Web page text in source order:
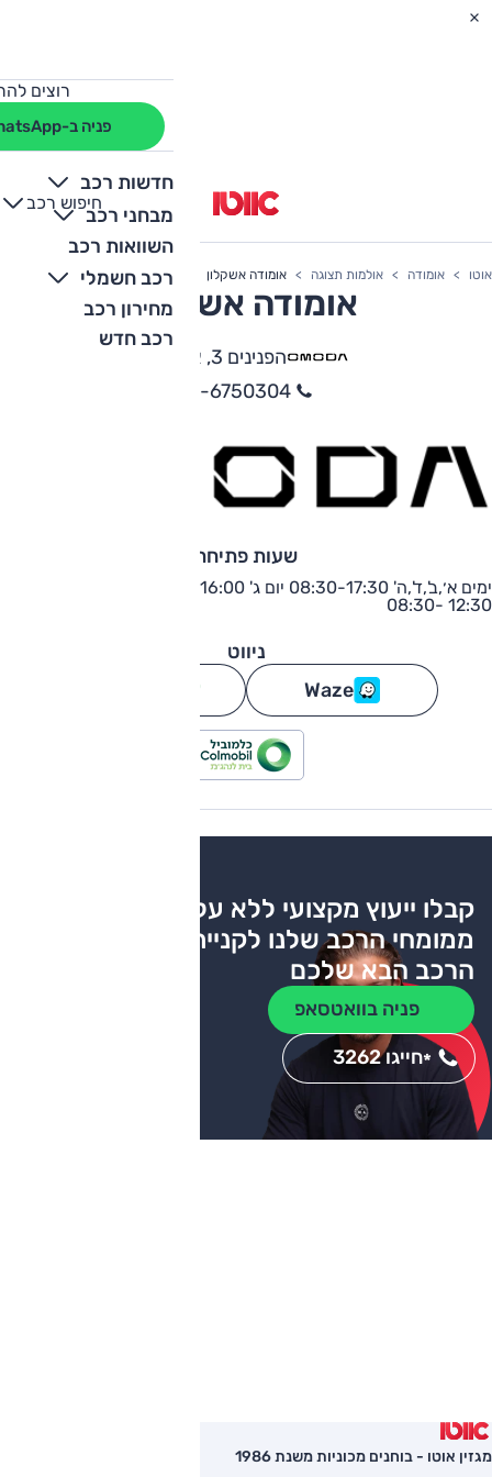
רוצים
פניה ב-WhatsApp
חדשות רכב
מבחני רכב
השוואות רכב
רכב חשמלי
מחירון רכב
רכב חדש
חיפוש רכב
+
-
אוטו אומודה אולמות תצוגה אומודה אשקלון
אומודה אשקלון
הפנינים 3, אשקלון
08-6750304
שעות פתיחה
12:30 -08:30
ניווט
Waze
קבלו ייעוץ מקצועי ללא עלות
ממומחי הרכב שלנו לקניית
הרכב הבא שלכם
פניה בוואטסאפ
חייגו 3262*
מגזין אוטו - בוחנים מכוניות משנת 1986